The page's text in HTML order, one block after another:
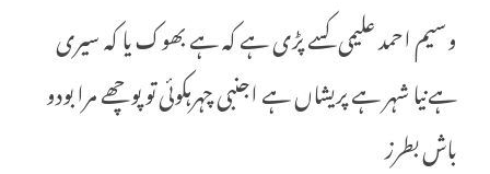
وسیم احمد علیمی کسے پڑی ہے کہ ہے بھوک یا کہ سیری
ہےنیا شہر ہے پریشاں ہے اجنبی چہرہکوئی تو پوچھے مرا بودو
باش بطرز